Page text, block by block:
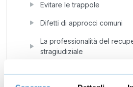
Evitare le trappole
Difetti di approcci comuni
La professionalità del
stragiudiziale